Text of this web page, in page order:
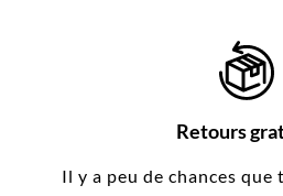
Retours
Il y a peu de chances que